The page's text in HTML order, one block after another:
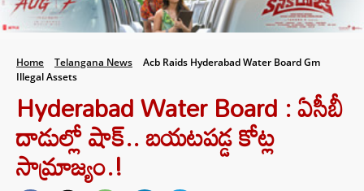
Home Telangana News
Acb Raids Hyderabad Water Board Gm
Illegal Assets
Hyderabad Water Board : ఏసీబీ
దాడుల్లో షాక్.. బయటపడ్డ కోట్ల
సామ్రాజ్యం.!